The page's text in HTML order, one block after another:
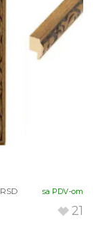
RSD sa PDV-om
21